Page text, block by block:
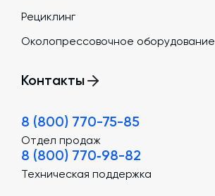
Рециклинг
Околопрессовочное оборудование
Контакты
8 (800) 770-75-85
Отдел продаж
8 (800) 770‑98-82
Техническая поддержка